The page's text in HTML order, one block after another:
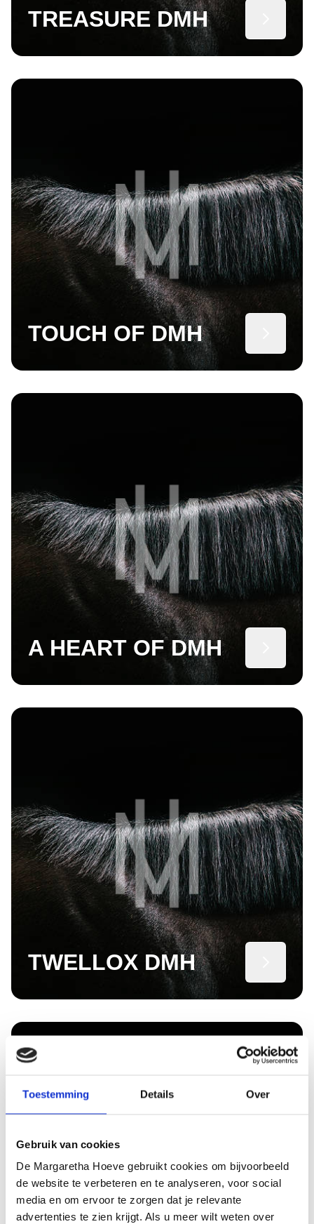
Toestemming Details Over
Gebruik van cookies
De Margaretha Hoeve gebruikt cookies om bijvoorbeeld
de website te verbeteren en te analyseren, voor social
media en om ervoor te zorgen dat je relevante
advertenties te zien krijgt. Als u meer wilt weten over
TREASURE DMH
TOUCH OF DMH
A HEART OF DMH
TWELLOX DMH